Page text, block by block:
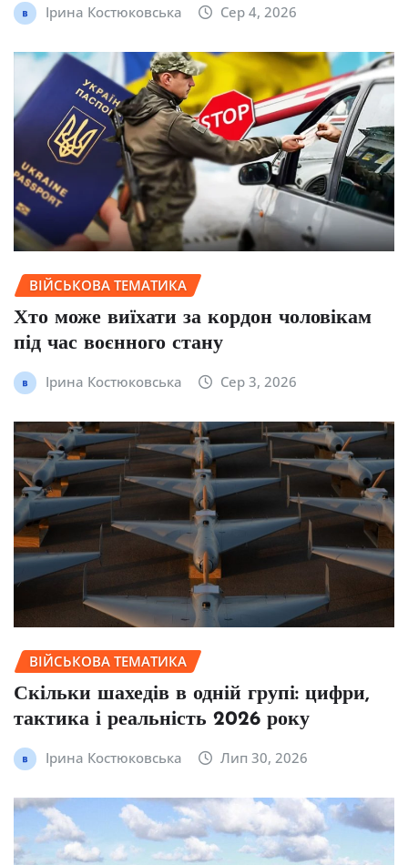
Ірина Костюковська Сер 4, 2026
ВІЙСЬКОВА ТЕМАТИКА
Хто може виїхати за кордон чоловікам
під час воєнного стану
Ірина Костюковська Сер 3, 2026
ВІЙСЬКОВА ТЕМАТИКА
Скільки шахедів в одній групі: цифри,
тактика і реальність 2026 року
Ірина Костюковська Лип 30, 2026